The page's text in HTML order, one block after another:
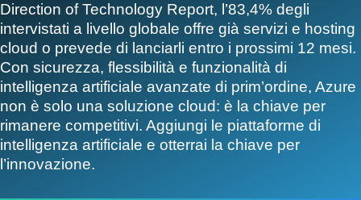
Direction of Technology Report, l’83,4% degli
intervistati a livello globale offre già servizi e hosting
cloud o prevede di lanciarli entro i prossimi 12 mesi.
Con sicurezza, flessibilità e funzionalità di
intelligenza artificiale avanzate di prim’ordine, Azure
non è solo una soluzione cloud: è la chiave per
rimanere competitivi. Aggiungi le piattaforme di
intelligenza artificiale e otterrai la chiave per
l’innovazione.